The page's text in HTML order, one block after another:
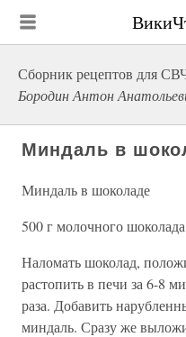
Сборник рецептов для
Бородин Антон
Миндаль в
Миндаль в шоколаде
500 г молочного
Наломать шоколад,
растопить в печи за 6-8
раза. Добавить
миндаль. Сразу же